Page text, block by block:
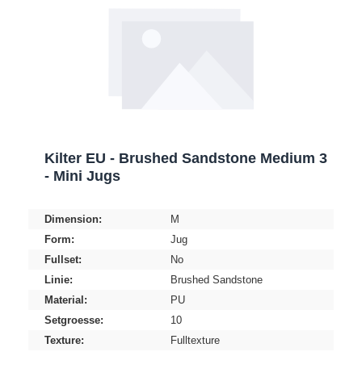
Kilter EU - Brushed Sandstone Medium 3
- Mini Jugs
Dimension:
M
Form:
Jug
Fullset:
No
Linie:
Brushed Sandstone
Material:
PU
Setgroesse:
10
Texture:
Fulltexture